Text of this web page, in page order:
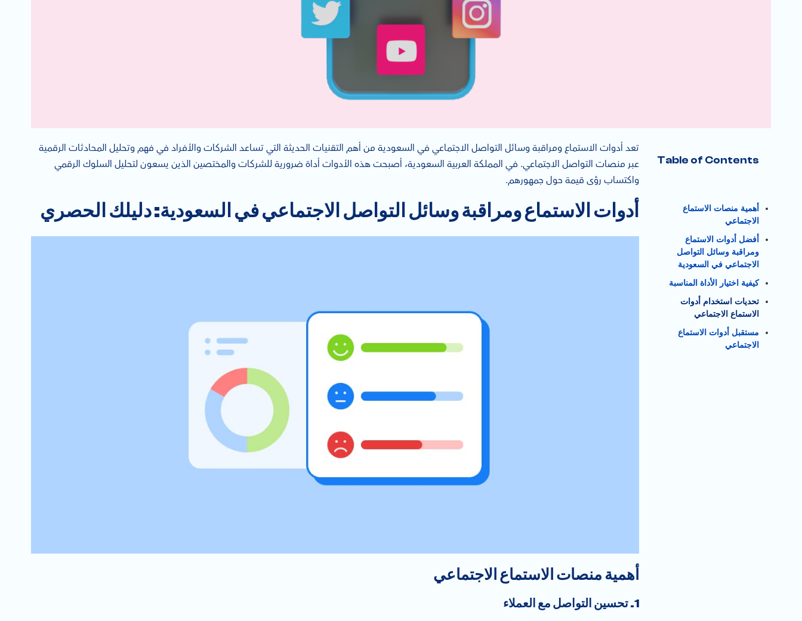
Table of Contents
أهمية منصات الاستماع
الاجتماعي
أفضل أدوات الاستماع
ومراقبة وسائل التواصل
الاجتماعي في السعودية
كيفية اختيار الأداة المناسبة
تحديات استخدام أدوات
الاستماع الاجتماعي
مستقبل أدوات الاستماع
الاجتماعي
تعد أدوات الاستماع ومراقبة وسائل التواصل الاجتماعي في السعودية من أهم التقنيات الحديثة التي تساعد الشركات والأفراد في فهم وتحليل المحادثات الرقمية
عبر منصات التواصل الاجتماعي. في المملكة العربية السعودية، أصبحت هذه الأدوات أداة ضرورية للشركات والمختصين الذين يسعون لتحليل السلوك الرقمي
واكتساب رؤى قيمة حول جمهورهم.
أدوات الاستماع ومراقبة وسائل التواصل الاجتماعي في السعودية: دليلك الحصري
أهمية منصات الاستماع الاجتماعي
1. تحسين التواصل مع العملاء